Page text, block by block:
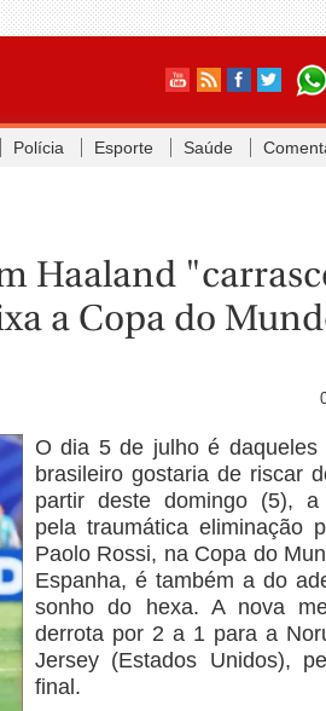
Polícia Esporte Saúde
Haaland
a Copa do
O dia 5 de julho é daqueles
brasileiro gostaria de riscar
partir deste domingo (5), a
pela traumática eliminação
Paolo Rossi, na Copa do
Espanha, é também a do
sonho do hexa. A nova
derrota por 2 a 1 para a
Jersey (Estados Unidos),
final.